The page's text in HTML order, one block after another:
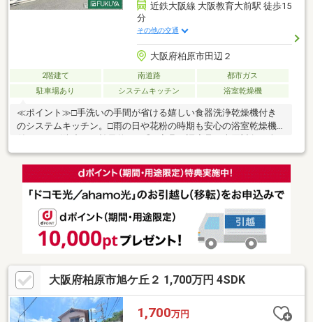
近鉄大阪線 大阪教育大前駅 徒歩15
分
その他の交通
大阪府柏原市田辺２
2階建て 南道路
都市ガス
駐車場あり
システムキッチン 浴室乾燥機
≪ポイント≫□手洗いの手間が省ける嬉しい食器洗浄乾燥機付き
のシステムキッチン。□雨の日や花粉の時期も安心の浴室乾燥機
まれません。◆当物件のお問い合わせは、FUKUYA八尾店までお
願い致します◆ＦＵＫＵＹＡ八尾店はアリオ南東側フコク生命ビ
ルの１階です。お電話、メール、ご来店随時受付中です。ネット
未掲載物件やこれから売り出し予定の情報も豊富にございますの
ます。
大阪府柏原市旭ケ丘２ 1,700万円 4SDK
1,700万円